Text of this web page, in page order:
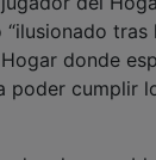
tras
donde
cumplir